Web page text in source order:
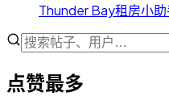
Thunder Bay租房小
点赞最多